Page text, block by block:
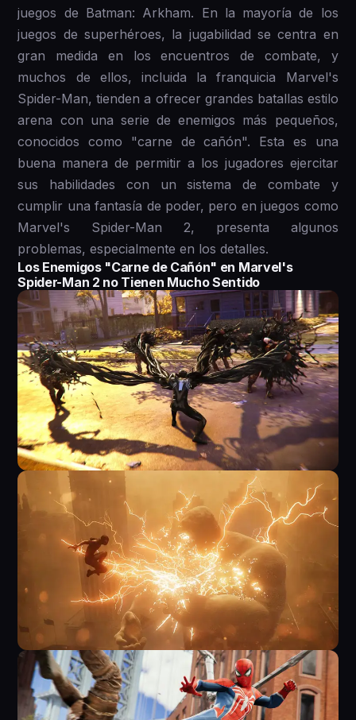
juegos de Batman: Arkham. En la mayoría de los
juegos de superhéroes, la jugabilidad se centra en
gran medida en los encuentros de combate, y
muchos de ellos, incluida la franquicia Marvel's
Spider-Man, tienden a ofrecer grandes batallas estilo
arena con una serie de enemigos más pequeños,
conocidos como "carne de cañón". Esta es una
buena manera de permitir a los jugadores ejercitar
sus habilidades con un sistema de combate y
cumplir una fantasía de poder, pero en juegos como
Marvel's Spider-Man 2, presenta algunos
problemas, especialmente en los detalles.
Los Enemigos "Carne de Cañón" en Marvel's
Spider-Man 2 no Tienen Mucho Sentido